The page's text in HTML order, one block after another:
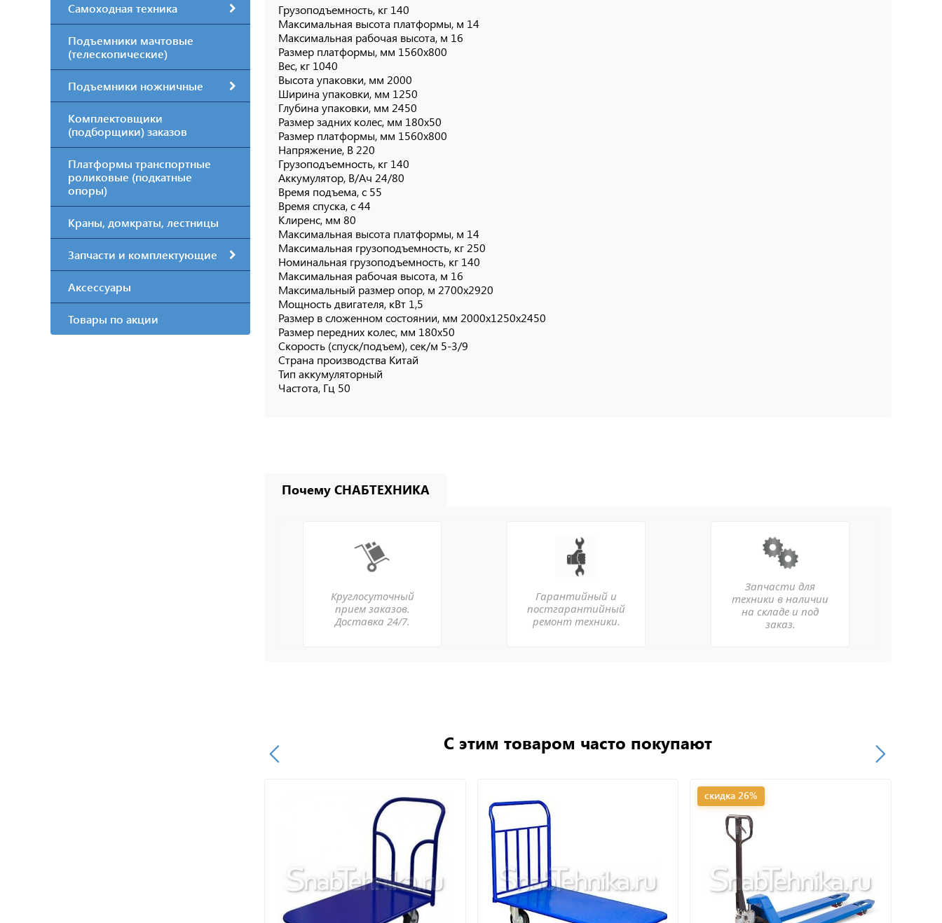
Самоходная техника
Подъемники мачтовые
(телескопические)
Подъемники ножничные
Комплектовщики
(подборщики) заказов
Платформы транспортные
роликовые (подкатные
опоры)
Краны, домкраты, лестницы
Запчасти и комплектующие
Аксессуары
Товары по акции
Грузоподъемность, кг 140
Максимальная высота платформы, м 14
Максимальная рабочая высота, м 16
Размер платформы, мм 1560х800
Вес, кг 1040
Высота упаковки, мм 2000
Ширина упаковки, мм 1250
Глубина упаковки, мм 2450
Размер задних колес, мм 180х50
Размер платформы, мм 1560х800
Напряжение, В 220
Грузоподъемность, кг 140
Аккумулятор, В/Ач 24/80
Время подъема, с 55
Время спуска, с 44
Клиренс, мм 80
Максимальная высота платформы, м 14
Максимальная грузоподъемность, кг 250
Номинальная грузоподъемность, кг 140
Максимальная рабочая высота, м 16
Максимальный размер опор, м 2700x2920
Мощность двигателя, кВт 1,5
Размер в сложенном состоянии, мм 2000х1250х2450
Размер передних колес, мм 180х50
Скорость (спуск/подъем), сек/м 5-3/9
Страна производства Китай
Тип аккумуляторный
Частота, Гц 50
Почему СНАБТЕХНИКА
Круглосуточный
прием заказов.
Доставка 24/7.
Гарантийный и
постгарантийный
ремонт техники.
Запчасти для
техники в наличии
на складе и под
заказ.
С этим товаром часто покупают
скидка 26%